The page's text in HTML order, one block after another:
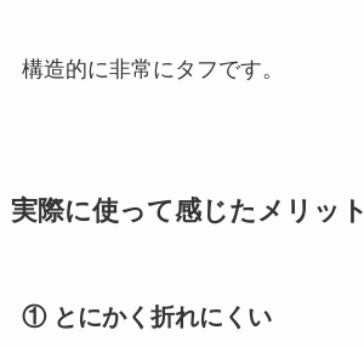
構造的に非常にタフです。
実際に使って感じたメリット
① とにかく折れにくい